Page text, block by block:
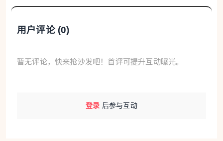
验的机会，让大家产生了对中国文化的兴趣。”
随着“成为中国人”话题热度攀升，越来越多的华
活细节，“从‘一杯热水’开始，让更多人了解中国。”
用户评论 (0)
暂无评论，快来抢沙发吧！首评可提升互动曝光。
登录 后参与互动